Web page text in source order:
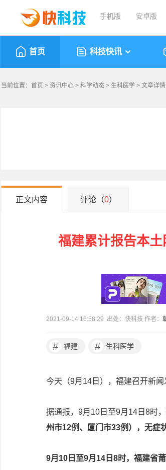
手机版 安卓版
首页 科技快讯
当前位置： 首页 > 资讯中心 > 科学动态 > 生科医学 > 文章详情
正文内容 评论（0）
福建累计报告本
2021-09-14 16:58:29 出处：快科技 作者：
# 福建 # 生科医学
今天（9月14日），福建召开新闻
据通报，9月10日至9月14日8时，
州市12例、厦门市33例），无症
9月10日至9月14日8时，福建省